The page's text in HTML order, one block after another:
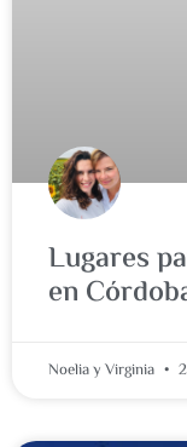
Lugares
en
Noelia y Virginia